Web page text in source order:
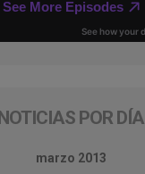
NOTICIAS POR DÍA
marzo 2013